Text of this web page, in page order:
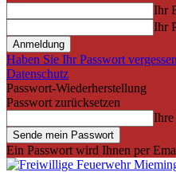
Ihr
Ihr
Haben Sie Ihr Passwort
Datenschutz
Passwort-Wiederherstellung
Passwort zurücksetzen
Ein Passwort wird Ihnen per